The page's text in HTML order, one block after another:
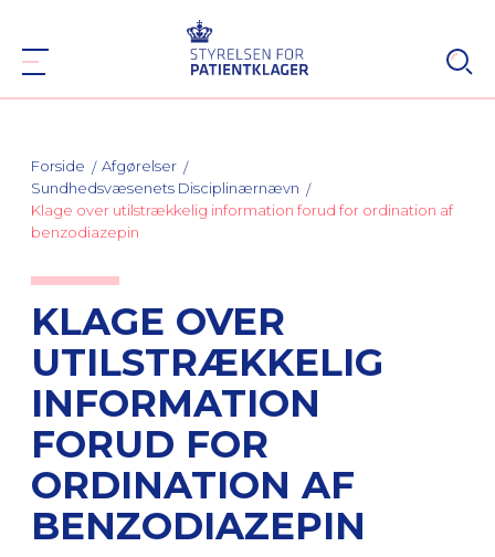
Forside
Afgørelser
Sundhedsvæsenets Disciplinærnævn
Klage over utilstrækkelig information forud for ordination af
benzodiazepin
KLAGE OVER
UTILSTRÆKKELIG
INFORMATION
FORUD FOR
ORDINATION AF
BENZODIAZEPIN